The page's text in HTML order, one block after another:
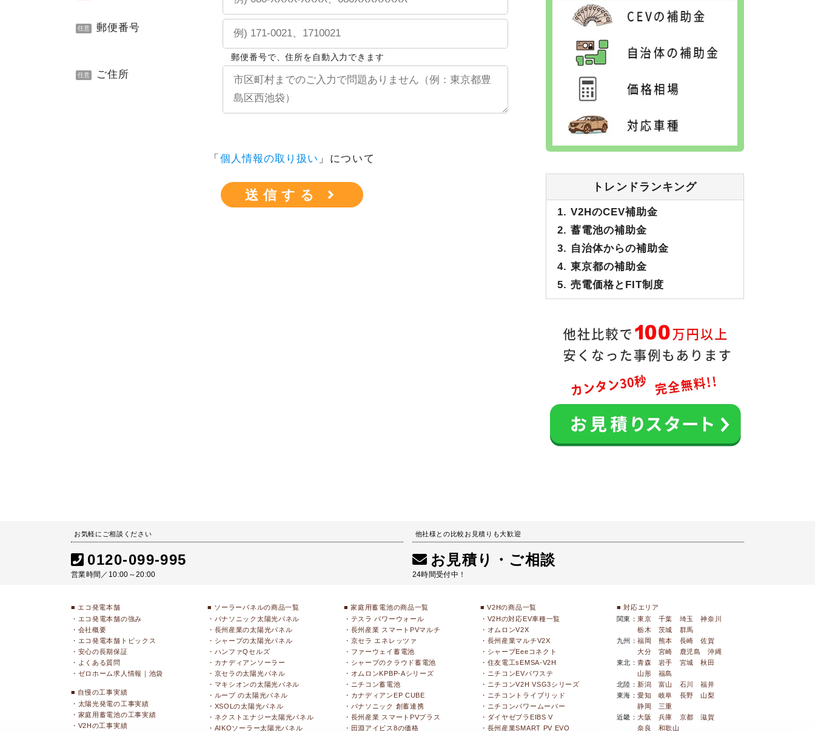
任意 郵便番号
郵便番号で、住所を自動入力できます
任意 ご住所
「 個人情報の取り扱い 」について
トレンドランキング
1. V2HのCEV補助金
2. 蓄電池の補助金
3. 自治体からの補助金
4. 東京都の補助金
5. 売電価格とFIT制度
お気軽にご相談ください
0120-099-995
営業時間／10:00～20:00
他社様との比較お見積りも大歓迎
お見積り・ご相談
24時間受付中！
■ エコ発電本舗
・エコ発電本舗の強み
・会社概要
・エコ発電本舗トピックス
・安心の長期保証
・よくある質問
・ゼロホーム求人情報｜池袋
■ 自慢の工事実績
・太陽光発電の工事実績
・家庭用蓄電池の工事実績
・V2Hの工事実績
■ ソーラーパネルの商品一覧
・パナソニック太陽光パネル
・長州産業の太陽光パネル
・シャープの太陽光パネル
・ハンファQセルズ
・カナディアンソーラー
・京セラの太陽光パネル
・マキシオンの太陽光パネル
・ループ の太陽光パネル
・XSOLの太陽光パネル
・ネクストエナジー太陽光パネル
・AIKOソーラー太陽光パネル
■ 家庭用蓄電池の商品一覧
・テスラ パワーウォール
・長州産業 スマートPVマルチ
・京セラ エネレッツァ
・ファーウェイ蓄電池
・シャープのクラウド蓄電池
・オムロンKPBP-Aシリーズ
・ニチコン蓄電池
・カナディアンEP CUBE
・パナソニック 創蓄連携
・長州産業 スマートPVプラス
・田淵アイビス8の価格
■ V2Hの商品一覧
・V2Hの対応EV車種一覧
・オムロンV2X
・長州産業マルチV2X
・シャープEeeコネクト
・住友電工sEMSA-V2H
・ニチコンEVパワステ
・ニチコンV2H VSG3シリーズ
・ニチコントライブリッド
・ニチコンパワームーバー
・ダイヤゼブラEIBS V
・長州産業SMART PV EVO
■ 対応エリア
関東：東京 千葉 埼玉
神奈川
栃木
茨城
群馬
九州：福岡 熊本 長崎
佐賀
大分
宮崎 鹿児島
沖縄
東北：青森 岩手 宮城
秋田
山形
福島
北陸： 新潟 富山 石川
福井
東海：愛知 岐阜 長野
山梨
静岡
三重
近畿：大阪 兵庫 京都
滋賀
奈良
和歌山